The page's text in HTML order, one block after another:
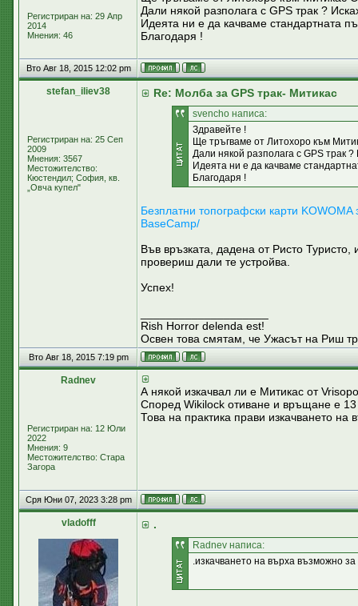
Регистриран на: 29 Апр
2014
Мнения: 46
Дали някой разполага с GPS трак ?
Идеята ни е да качваме стандартната
Благодаря !
Вто Авг 18, 2015 12:02 pm
stefan_iliev38
Регистриран на: 25 Сеп
2009
Мнения: 3567
Местожителство:
Кюстендил; София, кв.
„Овча купел"
Re: Молба за GPS трак- Митикас
svencho написа:
Здравейте !
Ще тръгваме от Литохоро към
Дали някой разполага с GPS трак
Идеята ни е да качваме
Благодаря !
Безплатни топографски карти
BaseCamp/
Във връзката, дадена от Ристо
провериш дали те устройва.
Успех!
Rish Horror delenda est!
Освен това смятам, че Ужасът на Риш
Вто Авг 18, 2015 7:19 pm
Radnev
Регистриран на: 12 Юли
2022
Мнения: 9
Местожителство: Стара
Загора
А някой изкачвал ли е Митикас от
Според Wikilock отиване и връщане е
Това на практика прави изкачването
Сря Юни 07, 2023 3:28 pm
vladofff .
Radnev написа:
.изкачването на върха възможно